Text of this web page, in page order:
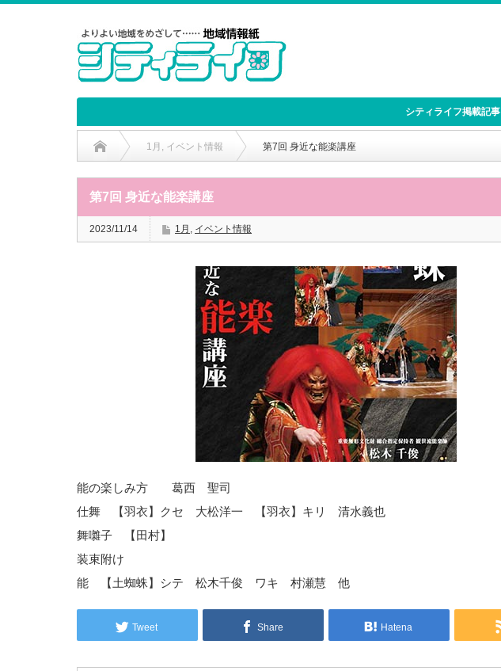
シティライフ掲載記事
1月 , イベント情報 第7回 身近な能楽講座
第7回 身近な能楽講座
2023/11/14 1月 , イベント情報
能の楽しみ方 葛西 聖司
仕舞 【羽衣】クセ 大松洋一 【羽衣】キリ 清水義也
舞囃子 【田村】
装束附け
能 【土蜘蛛】シテ 松木千俊 ワキ 村瀬慧 他
Tweet Share Hatena